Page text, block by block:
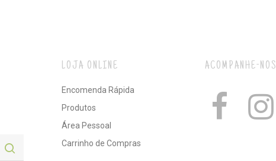
LOJA ONLINE
Encomenda Rápida
Produtos
Área Pessoal
Carrinho de Compras
ACOMPANHE-NOS